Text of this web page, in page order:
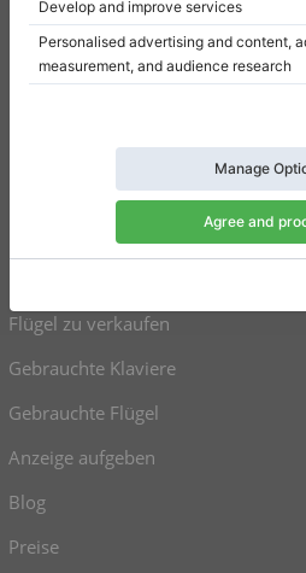
Referenz hinterlassen
Nutzungsbedingungen
Einwilligungseinstellungen
Flügel zu verkaufen
Gebrauchte Klaviere
Gebrauchte Flügel
Anzeige aufgeben
Blog
Preise